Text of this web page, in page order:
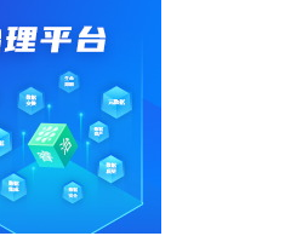
场景于一体
提供云原生仓湖一